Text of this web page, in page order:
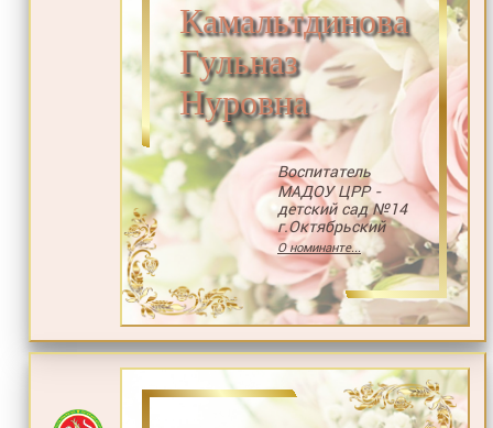
Камальтдинова
Гульназ
Нуровна
Воспитатель
МАДОУ ЦРР -
детский сад №14
г.Октябрьский
О номинанте...